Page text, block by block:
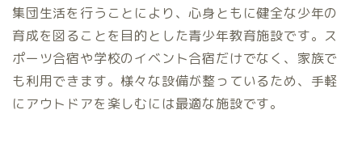
集団生活を行うことにより、心身ともに健全な少年の
育成を図ることを目的とした青少年教育施設です。ス
ポーツ合宿や学校のイベント合宿だけでなく、家族で
も利用できます。様々な設備が整っているため、手軽
にアウトドアを楽しむには最適な施設です。